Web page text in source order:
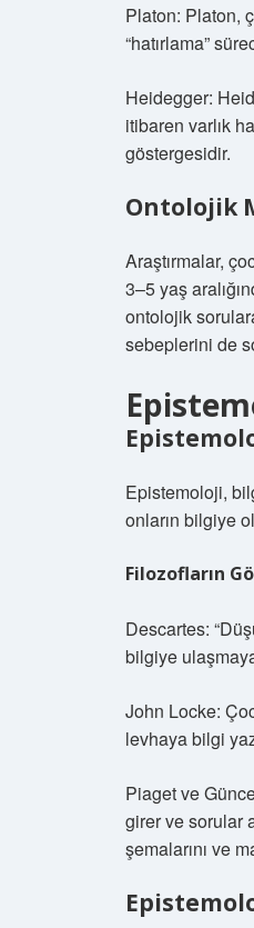
Platon: Platon,
“hatırlama”
Heidegger:
itibaren varlık
göstergesidir.
Ontolojik
Araştırmalar,
3–5 yaş
ontolojik
sebeplerini de
Epistemoloji,
onların bilgiye
Filozofların
Descartes:
bilgiye
John Locke:
levhaya bilgi
Piaget ve
girer ve sorular
şemalarını ve